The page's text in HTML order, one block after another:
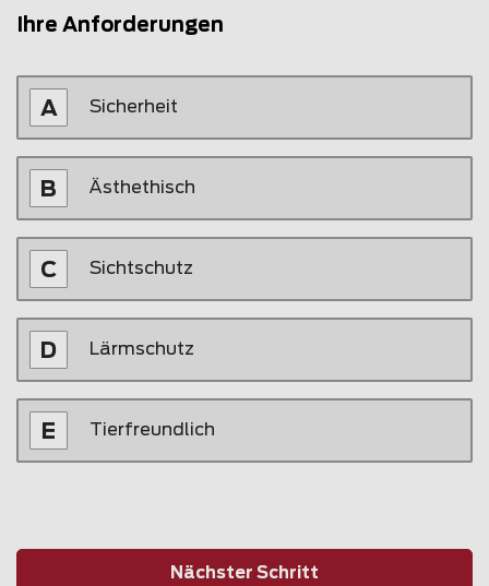
Ihre Anforderungen
Sicherheit
Ästhethisch
Sichtschutz
Lärmschutz
Tierfreundlich
Nächster Schritt